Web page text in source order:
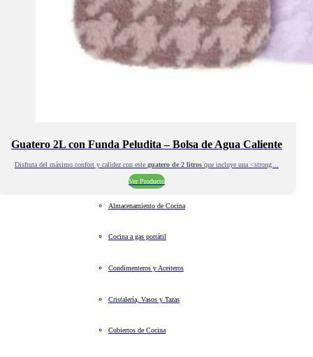
Guatero 2L con Funda Peludita – Bolsa de Agua Caliente
Disfruta del máximo confort y calidez con este guatero de 2 litrosque incluye una <strong…
Ver Producto
Almacenamiento de Cocina
Cocina a gas portátil
Condimenteros y Aceiteros
Cristalería, Vasos y Tazas
Cubiertos de Cocina